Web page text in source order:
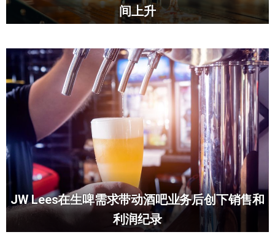
间上升
JW Lees在生啤需求带动酒吧业务后创下销售和
利润纪录